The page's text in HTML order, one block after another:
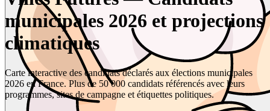
municipales 2026 et projections
climatiques
Carte interactive des candidats déclarés aux élections municipales
2026 en France. Plus de 50 000 candidats référencés avec leurs
programmes, sites de campagne et étiquettes politiques.